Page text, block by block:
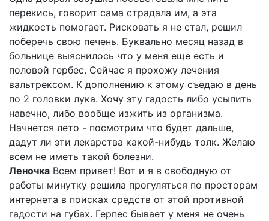
перекись, говорит сама страдала им, а эта
жидкость помогает. Рисковать я не стал, решил
поберечь свою печень. Буквально месяц назад в
больнице выяснилось что у меня еще есть и
половой гербес. Сейчас я прохожу лечения
вальтрексом. К дополнению к этому съедаю в день
по 2 головки лука. Хочу эту гадость либо усыпить
навечно, либо вообще изжить из организма.
Начнется лето - посмотрим что будет дальше,
дадут ли эти лекарства какой-нибудь толк. Желаю
всем не иметь такой болезни.
Леночка Всем привет! Вот и я в свободную от
работы минутку решила прогуляться по просторам
интернета в поисках средств от этой противной
гадости на губах. Герпес бывает у меня не очень